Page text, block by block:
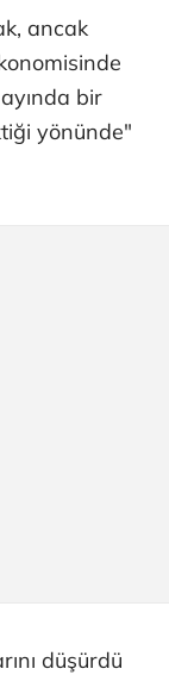
ancak
bir
yönünde"
düşürdü